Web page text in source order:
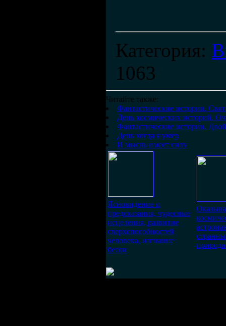
Категория:
1063
Читайте также:
Фантастические истории.
День космических историй.
Фантастические истории.
День когда я умер
И мысль имеет силу
Ясновидение и
предсказания, чудесные
исцеления, развитие
сверхспособностей
человека, изгнание
бесов